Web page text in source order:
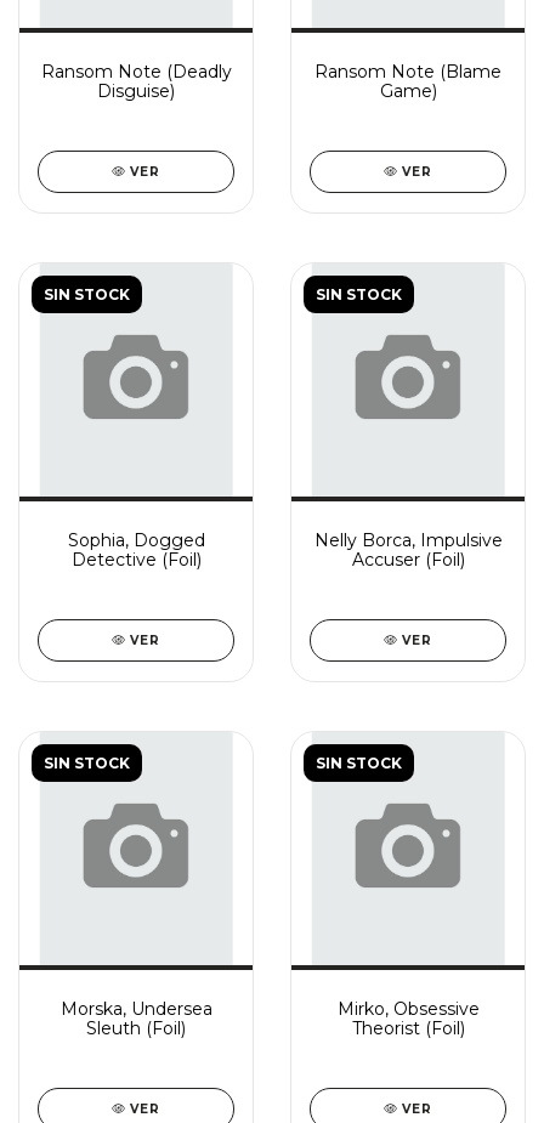
Ransom Note (Deadly
Disguise)
VER
Ransom Note (Blame
Game)
VER
SIN STOCK
Sophia, Dogged
Detective (Foil)
VER
SIN STOCK
Nelly Borca, Impulsive
Accuser (Foil)
VER
SIN STOCK
Morska, Undersea
Sleuth (Foil)
VER
SIN STOCK
Mirko, Obsessive
Theorist (Foil)
VER